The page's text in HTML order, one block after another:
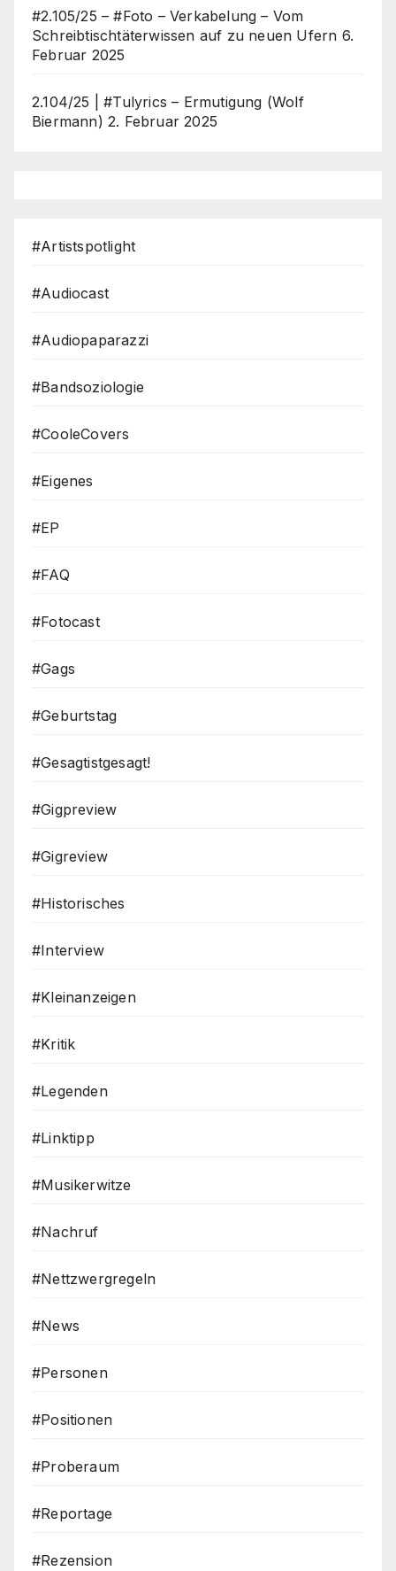
#2.105/25 – #Foto – Verkabelung – Vom
Schreibtischtäterwissen auf zu neuen Ufern 6.
Februar 2025
2.104/25 | #Tulyrics – Ermutigung (Wolf
Biermann) 2. Februar 2025
#Artistspotlight
#Audiocast
#Audiopaparazzi
#Bandsoziologie
#CooleCovers
#Eigenes
#EP
#FAQ
#Fotocast
#Gags
#Geburtstag
#Gesagtistgesagt!
#Gigpreview
#Gigreview
#Historisches
#Interview
#Kleinanzeigen
#Kritik
#Legenden
#Linktipp
#Musikerwitze
#Nachruf
#Nettzwergregeln
#News
#Personen
#Positionen
#Proberaum
#Reportage
#Rezension